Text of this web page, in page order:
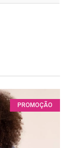
PROMOÇÃO